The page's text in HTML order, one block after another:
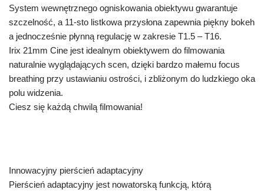
System wewnętrznego ogniskowania obiektywu gwarantuje
szczelność, a 11-sto listkowa przysłona zapewnia piękny bokeh
a jednocześnie płynną regulację w zakresie T1.5 – T16.
Irix 21mm Cine jest idealnym obiektywem do filmowania
naturalnie wyglądających scen, dzięki bardzo małemu focus
breathing przy ustawianiu ostrości, i zbliżonym do ludzkiego oka
polu widzenia.
Ciesz się każdą chwilą filmowania!
Innowacyjny pierścień adaptacyjny
Pierścień adaptacyjny jest nowatorską funkcją, którą